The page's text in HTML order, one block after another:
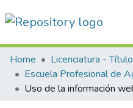
Communities & Collections
All of DSpace
Home